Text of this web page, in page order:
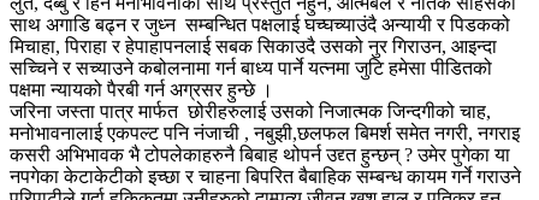
साथ अगाडि बढ्न र जुध्न सम्बन्धित पक्षलाई घच्घच्याउंदै अन्यायी र पिडकको
मिचाहा, पिराहा र हेपाहापनलाई सबक सिकाउदै उसको नुर गिराउन, आइन्दा
सच्चिने र सच्याउने कबोलनामा गर्न बाध्य पार्ने यत्नमा जुटि हमेसा पीडितको
पक्षमा न्यायको पैरबी गर्न अग्रसर हुन्छे ।
जरिना जस्ता पात्र मार्फत छोरीहरुलाई उसको निजात्मक जिन्दगीको चाह,
मनोभावनालाई एकपल्ट पनि नंजाची , नबुझी,छलफल बिमर्श समेत नगरी, नगराइ
कसरी अभिभावक भै टोपलेकाहरुनै बिबाह थोपर्न उद्द्त हुन्छन् ? उमेर पुगेका या
नपगेका केटाकेटीको इच्छा र चाहना बिपरित बैबाहिक सम्बन्ध कायम गर्ने गराउने